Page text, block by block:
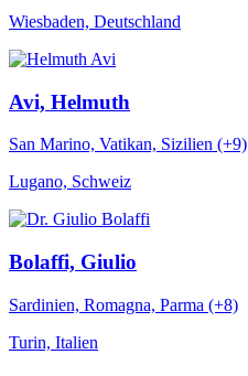
Wiesbaden, Deutschland
Avi, Helmuth
San Marino, Vatikan, Sizilien (+9)
Lugano, Schweiz
Bolaffi, Giulio
Sardinien, Romagna, Parma (+8)
Turin, Italien